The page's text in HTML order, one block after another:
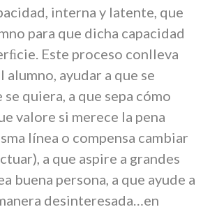
interna y latente, que
para que dicha capacidad
Este proceso conlleva
alumno, ayudar a que se
se quiera, a que sepa cómo
valore si merece la pena
línea o compensa cambiar
a que aspire a grandes
buena persona, a que ayude a
desinteresada…en